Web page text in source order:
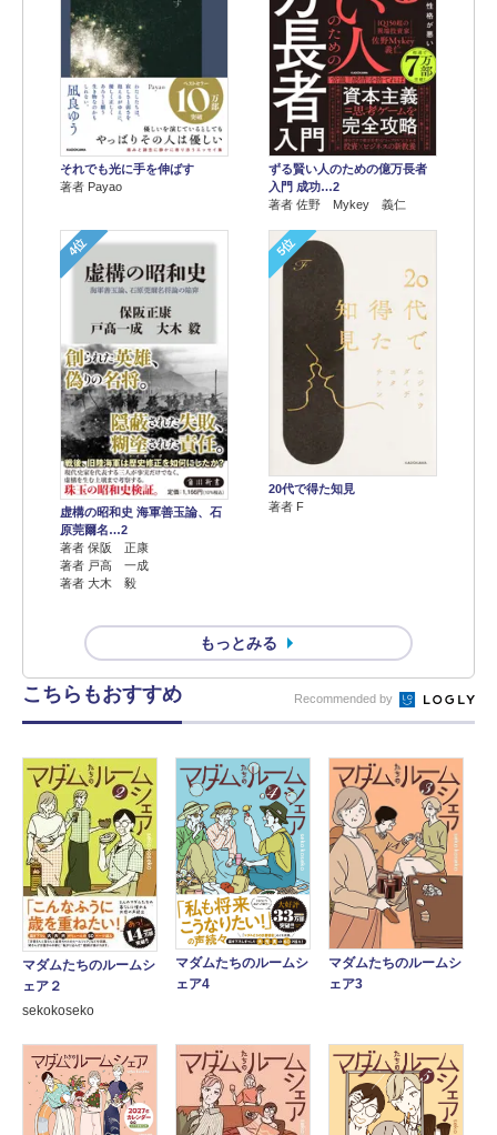
それでも光に手を伸ばす
著者 Payao
ずる賢い人のための億万長者
入門 成功…2
著者 佐野 Mykey 義仁
4位
虚構の昭和史 海軍善玉論、石
原莞爾名…2
著者 保阪 正康
著者 戸高 一成
著者 大木 毅
5位
20代で得た知見
著者 F
もっとみる
こちらもおすすめ Recommended by
マダムたちのルームシ
ェア２
sekokoseko
マダムたちのルームシ
ェア4
マダムたちのルームシ
ェア3